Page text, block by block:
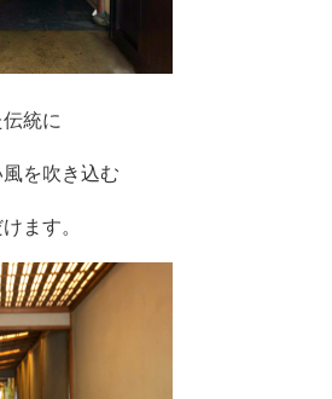
統に
を吹き込む
ます。